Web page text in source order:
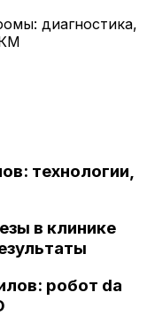
диагностика,
технологии,
в клинике
робот da